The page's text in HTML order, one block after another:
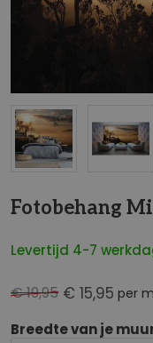
Fotobehang
Levertijd 4-7
€ 15,95 per
€ 19,95
Breedte van je